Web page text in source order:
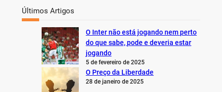
Últimos Artigos
O Inter não está jogando nem perto
do que sabe, pode e deveria estar
jogando
5 de fevereiro de 2025
O Preço da Liberdade
28 de janeiro de 2025